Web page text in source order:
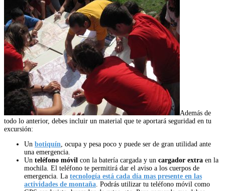
Además de
todo lo anterior, debes incluir un material que te aportará seguridad en tu
excursión:
Un botiquín, ocupa y pesa poco y puede ser de gran utilidad ante
una emergencia.
Un teléfono móvil con la batería cargada y un cargador extra en la
mochila. El teléfono te permitirá dar el aviso a los cuerpos de
emergencia. La tecnología está cada día mas presente en las
actividades de montaña. Podrás utilizar tu teléfono móvil como